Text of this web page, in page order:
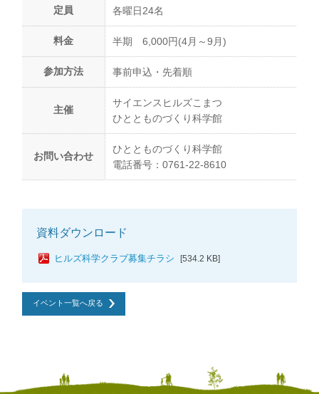
定員 各曜日24名
料金 半期 6,000円(4月～9月)
参加方法 事前申込・先着順
主催
サイエンスヒルズこまつ
ひととものづくり科学館
お問い合わせ
ひととものづくり科学館
電話番号：0761-22-8610
資料ダウンロード
ヒルズ科学クラブ募集チラシ [534.2 KB]
イベント一覧へ戻る